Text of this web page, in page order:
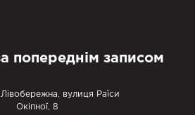
попереднім записом
вулиця Раїси
Окіпної, 8